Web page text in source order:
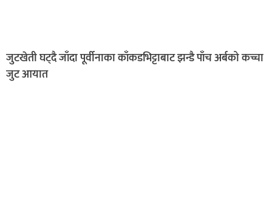
जुटखेती घट्दै जाँदा पूर्वीनाका काँकडभिट्टाबाट झन्डै पाँच अर्बको कच्चा
जुट आयात